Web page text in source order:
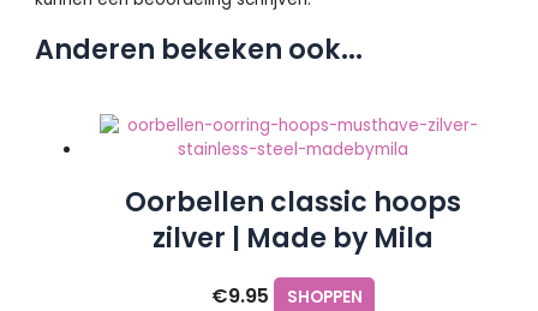
Anderen bekeken ook...
Oorbellen classic hoops
zilver | Made by Mila
€9.95 SHOPPEN